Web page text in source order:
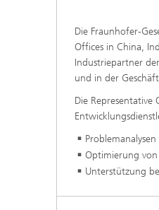
Die Fraunhofer-
Offices in China,
Industriepartner
und in der
Die
Optimierung von
Unterstützung